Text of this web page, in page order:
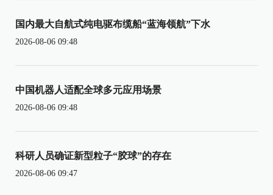
国内最大自航式纯电驱布缆船“蓝海领航”下水
2026-08-06 09:48
中国机器人适配全球多元应用场景
2026-08-06 09:48
科研人员确证新型粒子“胶球”的存在
2026-08-06 09:47